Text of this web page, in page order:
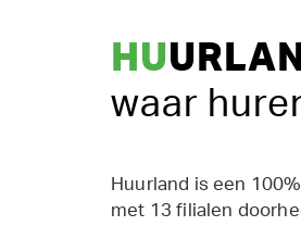
HU
waar
Huurland is een
met 13 filialen